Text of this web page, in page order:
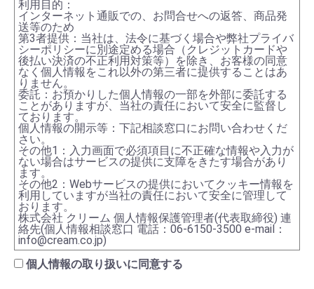
利用目的：
インターネット通販での、お問合せへの返答、商品発
送等のため
第3者提供：当社は、法令に基づく場合や弊社プライバ
シーポリシーに別途定める場合（クレジットカードや
後払い決済の不正利用対策等）を除き、お客様の同意
なく個人情報をこれ以外の第三者に提供することはあ
りません。
委託：お預かりした個人情報の一部を外部に委託する
ことがありますが、当社の責任において安全に監督し
ております。
個人情報の開示等：下記相談窓口にお問い合わせくだ
さい。
その他1：入力画面で必須項目に不正確な情報や入力が
ない場合はサービスの提供に支障をきたす場合があり
ます。
その他2：Webサービスの提供においてクッキー情報を
利用していますが当社の責任において安全に管理して
おります。
株式会社 クリーム 個人情報保護管理者(代表取締役) 連
絡先(個人情報相談窓口 電話：06-6150-3500 e-mail：
info@cream.co.jp)
個人情報の取り扱いに同意する